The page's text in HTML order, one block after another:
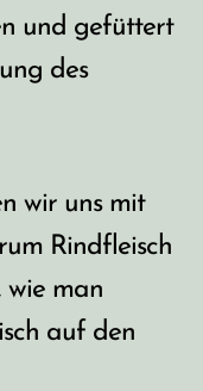
und gefüttert
des
wir uns mit
Rindfleisch
wie man
auf den